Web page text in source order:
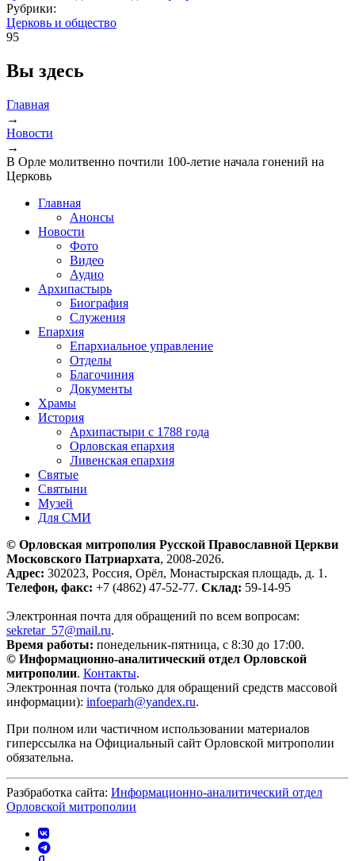
Рубрики:
Церковь и общество
95
Вы здесь
Главная
→
Новости
→
В Орле молитвенно почтили 100-летие начала гонений на
Церковь
Главная
Анонсы
Новости
Фото
Видео
Аудио
Архипастырь
Биография
Служения
Епархия
Епархиальное управление
Отделы
Благочиния
Документы
Храмы
История
Архипастыри с 1788 года
Орловская епархия
Ливенская епархия
Святые
Святыни
Музей
Для СМИ
© Орловская митрополия Русской Православной Церкви
Московского Патриархата, 2008-2026.
Адрес: 302023, Россия, Орёл, Монастырская площадь, д. 1.
Телефон, факс: +7 (4862) 47-52-77. Склад: 59-14-95
Электронная почта для обращений по всем вопросам:
sekretar_57@mail.ru.
Время работы: понедельник-пятница, с 8:30 до 17:00.
© Информационно-аналитический отдел Орловской
митрополии. Контакты.
Электронная почта (только для обращений средств массовой
информации): infoeparh@yandex.ru.
При полном или частичном использовании материалов
гиперссылка на Официальный сайт Орловской митрополии
обязательна.
Разбработка сайта: Информационно-аналитический отдел
Орловской митрополии